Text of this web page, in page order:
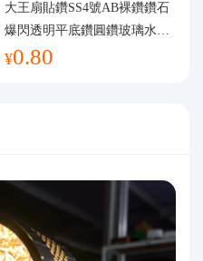
大王扇貼鑽SS4號AB裸鑽鑽石
爆閃透明平底鑽圓鑽玻璃水鑽
美甲鑽飾
¥0.80